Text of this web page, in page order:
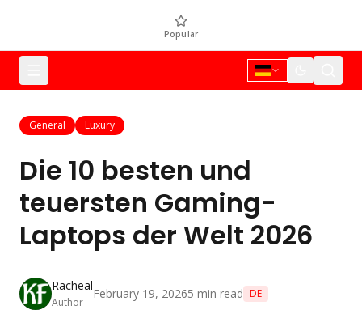
Popular
General Luxury
Die 10 besten und
teuersten Gaming-
Laptops der Welt 2026
Racheal
Author
February 19, 20265 min read DE